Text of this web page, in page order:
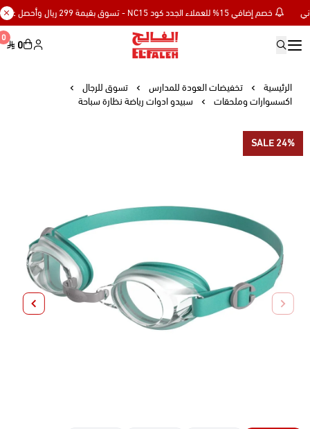
خصم إضافي 15% للعملاء الجدد كود NC15 - تسوق بقيمة 299 ريال وأحصل على توصيل مجاني
0 0
الرئيسية تخفيضات العودة للمدارس
تسوق للرجال
اكسسوارات وملحقات
سبيدو ادوات رياضة نظارة سباحة
SALE 24%